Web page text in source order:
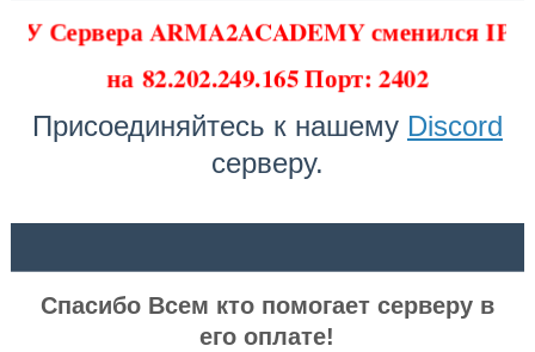
У Сервера ARMA2ACADEMY сменился IP
на82.202.249.165 Порт: 2402
Присоединяйтесь к нашему Discord
серверу.
Спасибо Всем кто помогает серверу в
его оплате!